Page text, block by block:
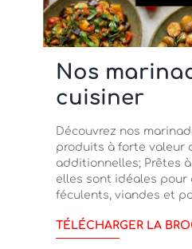
Nos
cuisiner
Découvrez nos
produits à forte valeur
additionnelles; Prêtes
elles sont idéales pour
féculents, viandes et
TÉLÉCHARGER LA